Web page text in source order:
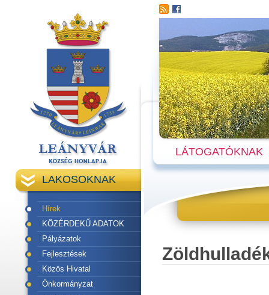
LAKOSOKNAK
Hírek
KÖZÉRDEKŰ ADATOK
Pályázatok
Fejlesztések
Közös Hivatal
Önkormányzat
LÁTOGATÓKNAK